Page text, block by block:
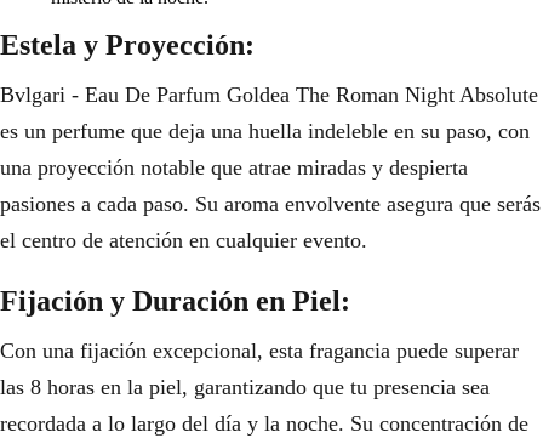
Estela y Proyección:
Bvlgari - Eau De Parfum Goldea The Roman Night Absolute
es un perfume que deja una huella indeleble en su paso, con
una proyección notable que atrae miradas y despierta
pasiones a cada paso. Su aroma envolvente asegura que serás
el centro de atención en cualquier evento.
Fijación y Duración en Piel:
Con una fijación excepcional, esta fragancia puede superar
las 8 horas en la piel, garantizando que tu presencia sea
recordada a lo largo del día y la noche. Su concentración de